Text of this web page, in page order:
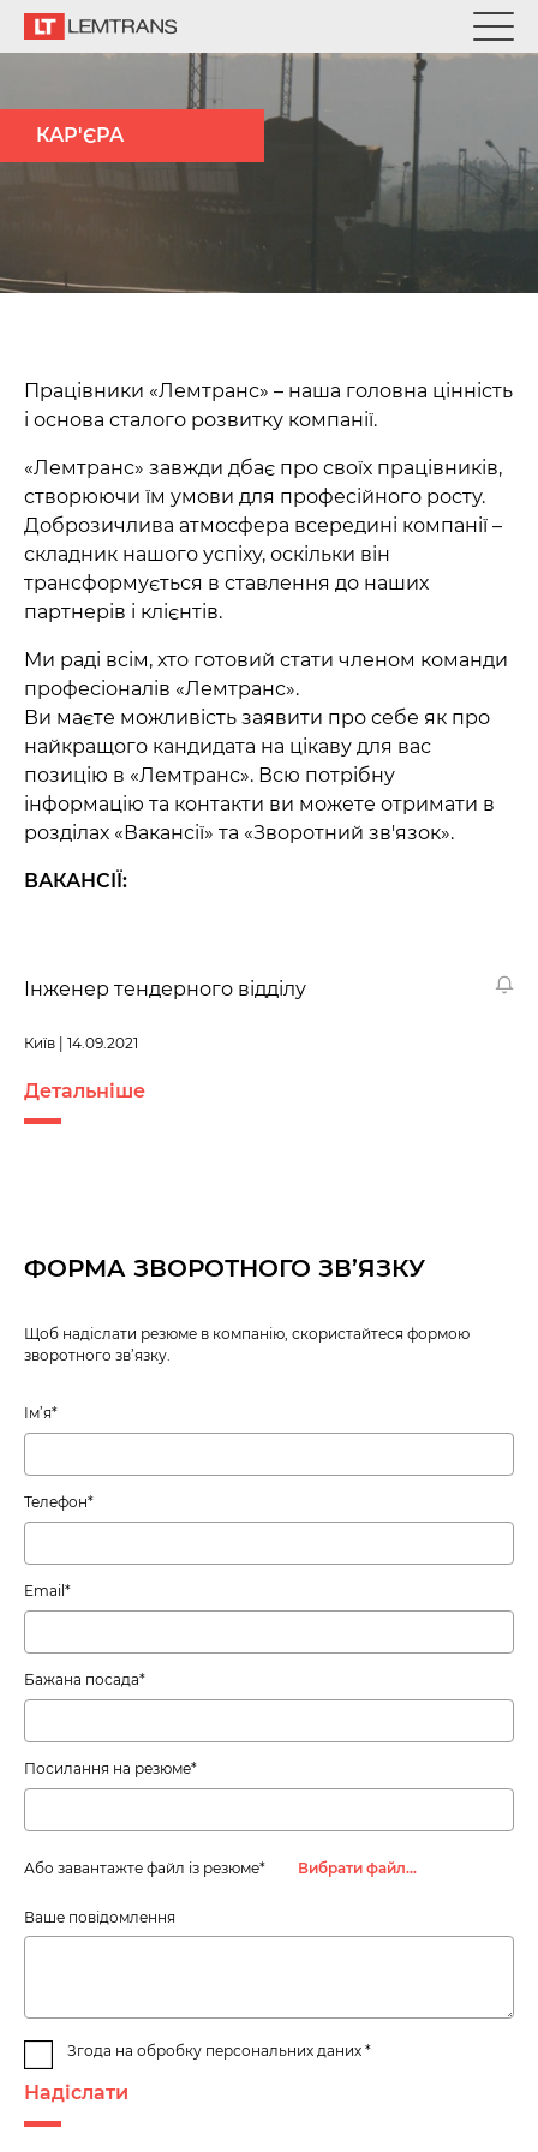
КАР'ЄРА
Працівники «Лемтранс» – наша головна цінність
і основа сталого розвитку компанії.
«Лемтранс» завжди дбає про своїх працівників,
створюючи їм умови для професійного росту.
Доброзичлива атмосфера всередині компанії –
складник нашого успіху, оскільки він
трансформується в ставлення до наших
партнерів і клієнтів.
Ми раді всім, хто готовий стати членом команди
професіоналів «Лемтранс».
Ви маєте можливість заявити про себе як про
найкращого кандидата на цікаву для вас
позицію в «Лемтранс». Всю потрібну
інформацію та контакти ви можете отримати в
розділах «Вакансії» та «Зворотний зв'язок».
ВАКАНСІЇ:
Інженер тендерного відділу
Київ | 14.09.2021
Детальніше
ФОРМА ЗВОРОТНОГО ЗВ’ЯЗКУ
Щоб надіслати резюме в компанію, скористайтеся формою
зворотного зв’язку.
Ім’я*
Телефон*
Email*
Бажана посада*
Посилання на резюме*
Або завантажте файл із резюме* Вибрати файл…
Ваше повідомлення
Згода на обробку персональних даних *
Надіслати